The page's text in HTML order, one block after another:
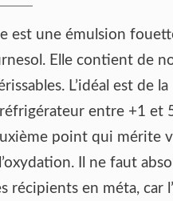
est une émulsion
Elle contient de
L’idéal est de la
entre +1 et
point qui mérite
Il ne faut
récipients en méta, car